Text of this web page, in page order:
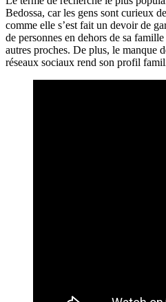
Bedossa, car les gens sont curieux
comme elle s’est fait un devoir de
de personnes en dehors de sa
autres proches. De plus, le manque
réseaux sociaux rend son profil